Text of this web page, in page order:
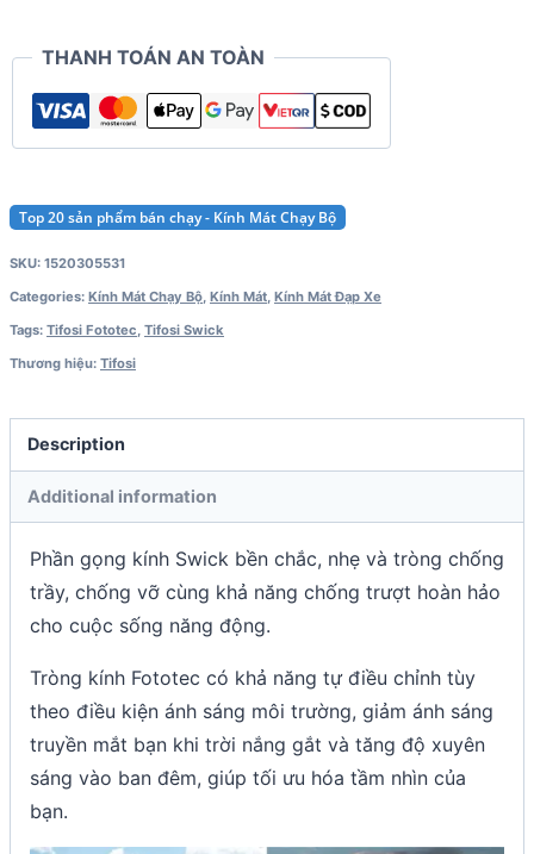
THANH TOÁN AN TOÀN
Top 20 sản phẩm bán chạy - Kính Mát Chạy Bộ
SKU: 1520305531
Categories: Kính Mát Chạy Bộ, Kính Mát, Kính Mát Đạp Xe
Tags: Tifosi Fototec, Tifosi Swick
Thương hiệu: Tifosi
Description
Additional information
Phần gọng kính Swick bền chắc, nhẹ và tròng chống
trầy, chống vỡ cùng khả năng chống trượt hoàn hảo
cho cuộc sống năng động.
Tròng kính Fototec có khả năng tự điều chỉnh tùy
theo điều kiện ánh sáng môi trường, giảm ánh sáng
truyền mắt bạn khi trời nắng gắt và tăng độ xuyên
sáng vào ban đêm, giúp tối ưu hóa tầm nhìn của
bạn.